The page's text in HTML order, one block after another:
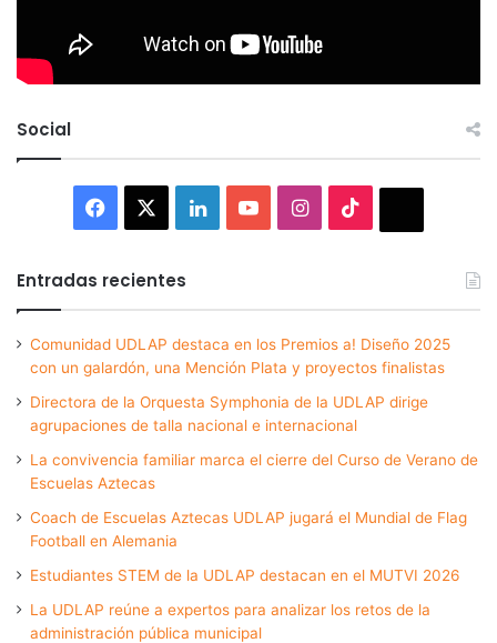
Social
Facebook LinkedInYouTubeInstagram
Entradas recientes
Comunidad UDLAP destaca en los Premios a! Diseño 2025
con un galardón, una Mención Plata y proyectos finalistas
Directora de la Orquesta Symphonia de la UDLAP dirige
agrupaciones de talla nacional e internacional
La convivencia familiar marca el cierre del Curso de Verano de
Escuelas Aztecas
Coach de Escuelas Aztecas UDLAP jugará el Mundial de Flag
Football en Alemania
Estudiantes STEM de la UDLAP destacan en el MUTVI 2026
La UDLAP reúne a expertos para analizar los retos de la
administración pública municipal